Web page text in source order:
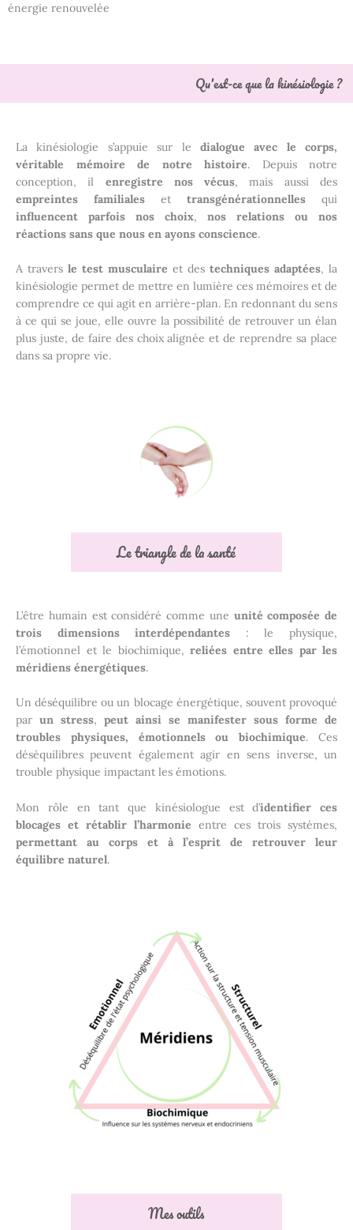
énergie renouvelée
Qu'est-ce que la kinésiologie ?
La kinésiologie s’appuie sur le dialogue avec le corps,
véritable mémoire de notre histoire. Depuis notre
conception, il enregistre nos vécus, mais aussi des
empreintes familiales et transgénérationnelles qui
influencent parfois nos choix, nos relations ou nos
réactions sans que nous en ayons conscience.
A travers le test musculaire et des techniques adaptées, la
kinésiologie permet de mettre en lumière ces mémoires et de
comprendre ce qui agit en arrière-plan. En redonnant du sens
à ce qui se joue, elle ouvre la possibilité de retrouver un élan
plus juste, de faire des choix alignée et de reprendre sa place
dans sa propre vie.
Le triangle de la santé
L’être humain est considéré comme une unité composée de
trois dimensions interdépendantes : le physique,
l’émotionnel et le biochimique, reliées entre elles par les
méridiens énergétiques.
Un déséquilibre ou un blocage énergétique, souvent provoqué
par un stress, peut ainsi se manifester sous forme de
troubles physiques,
émotionnels ou biochimique. Ces
déséquilibres peuvent également agir en sens inverse, un
trouble physique impactant les émotions.
Mon rôle en tant que kinésiologue est d’identifier ces
blocages et rétablir l’harmonie entre ces trois systèmes,
permettant au corps et à l’esprit de retrouver leur
équilibre naturel.
Mes outils